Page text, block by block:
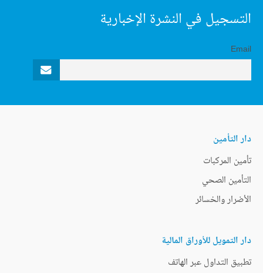
التسجيل في النشرة الإخبارية
Email
دار التأمين
تأمين المركبات
التأمين الصحي
الأضرار والخسائر
دار التمويل للأوراق المالية
تطبيق التداول عبر الهاتف